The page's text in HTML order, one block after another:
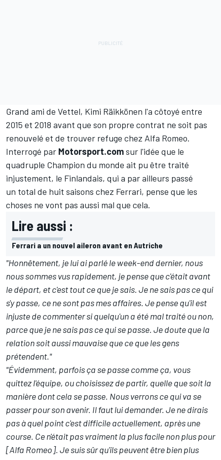
Grand ami de Vettel, Kimi Räikkönen l'a côtoyé entre
2015 et 2018 avant que son propre contrat ne soit pas
renouvelé et de trouver refuge chez Alfa Romeo.
Interrogé par Motorsport.comsur l'idée que le
quadruple Champion du monde ait pu être traité
injustement, le Finlandais, qui a par ailleurs passé
un total de huit saisons chez Ferrari, pense que les
choses ne vont pas aussi mal que cela.
Lire aussi :
Ferrari a un nouvel aileron avant en Autriche
"Honnêtement, je lui ai parlé le week-end dernier, nous
nous sommes vus rapidement, je pense que c'était avant
le départ, et c'est tout ce que je sais. Je ne sais pas ce qui
s'y passe, ce ne sont pas mes affaires. Je pense qu'il est
injuste de commenter si quelqu'un a été mal traité ou non,
parce que je ne sais pas ce qui se passe. Je doute que la
relation soit aussi mauvaise que ce que les gens
prétendent."
"Évidemment, parfois ça se passe comme ça, vous
quittez l'équipe, ou choisissez de partir, quelle que soit la
manière dont cela se passe. Nous verrons ce qui va se
passer pour son avenir. Il faut lui demander. Je ne dirais
pas à quel point c'est difficile actuellement, après une
course. Ce n'était pas vraiment la plus facile non plus pour
[Alfa Romeo]. Je suis sûr qu'ils peuvent être bien plus